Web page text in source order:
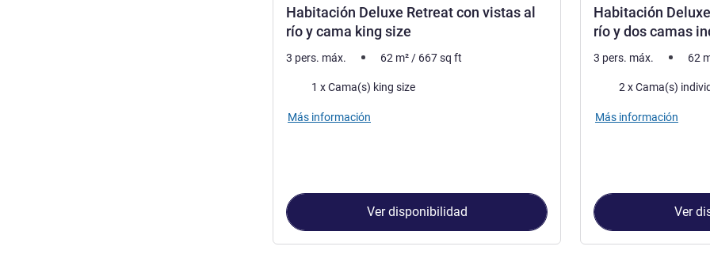
Habitación Deluxe Retreat con vistas al
río y cama king size
3 pers. máx. 62 m² / 667sq ft
Ropa de cama
1 x Cama(s) king size
Más información
Ver disponibilidad
Habitación
río y dos camas
3 pers. máx. 62
Ropa de cama
2 x Cama(s)
Más información
Ver